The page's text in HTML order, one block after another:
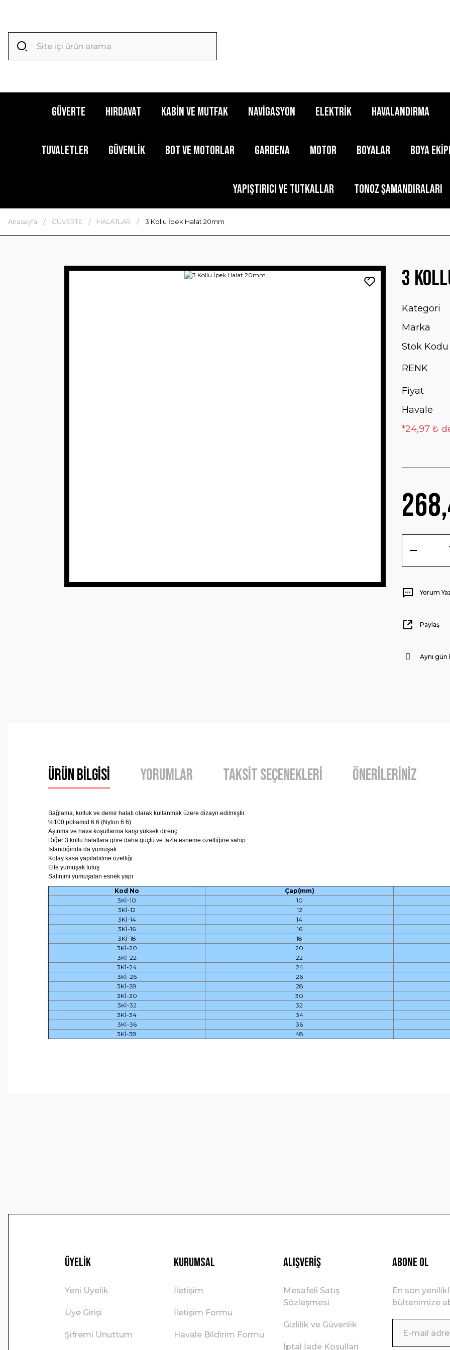
GÜVERTE HIRDAVAT KABİN ve MUTFAK NAVİGASYON ELEKTRİK HAVALANDIRMA
TUVALETLER GÜVENLİK BOT ve MOTORLAR GARDENA MOTOR BOYALAR BOYA
YAPIŞTIRICI ve TUTKALLAR TONOZ ŞAMANDIRALARI
Anasayfa GÜVERTE HALATLAR 3 Kollu İpek Halat 20mm
3
Kategori
Marka
Stok Kodu
RENK
Fiyat
Havale
*24,97 ₺
Yorum
Paylaş
Aynı gün
Ürün Bilgisi Yorumlar Taksit Seçenekleri Önerileriniz
Bağlama, koltuk ve demir halatı olarak kullanmak üzere dizayn edilmiştir.
%100 poliamid 6.6 (Nylon 6.6)
Aşınma ve hava koşullarına karşı yüksek direnç
Diğer 3 kollu halatlara göre daha güçlü ve fazla esneme özelliğine sahip
Islandığında da yumuşak
Kolay kasa yapılabilme özelliği
Elle yumuşak tutuş
Salınımı yumuşatan esnek yapı
Kod No Çap(mm)
3Kİ-10
10
3Kİ-12
12
3Kİ-14
14
3Kİ-16
16
3Kİ-18
18
3Kİ-20
20
3Kİ-22
22
3Kİ-24
24
3Kİ-26
26
3Kİ-28
28
3Kİ-30
30
3Kİ-32
32
3Kİ-34
34
3Kİ-36
36
3Kİ-38
48
Üyelik
Yeni Üyelik
Üye Girişi
Şifremi Unuttum
Kurumsal
İletişim
İletişim Formu
Havale Bildirim Formu
Alışveriş
Mesafeli Satış
Sözleşmesi
Gizlilik ve Güvenlik
İptal İade Koşullari
ABONE OL
En son
bültenimize